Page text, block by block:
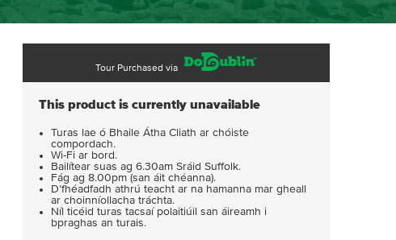
Tour Purchased via
This product is currently unavailable
Turas lae ó Bhaile Átha Cliath ar chóiste
compordach.
Wi-Fi ar bord.
Bailítear suas ag 6.30am Sráid Suffolk.
Fág ag 8.00pm (san áit chéanna).
D’fhéadfadh athrú teacht ar na hamanna mar gheall
ar choinníollacha tráchta.
Níl ticéid turas tacsaí polaitiúil san áireamh i
bpraghas an turais.